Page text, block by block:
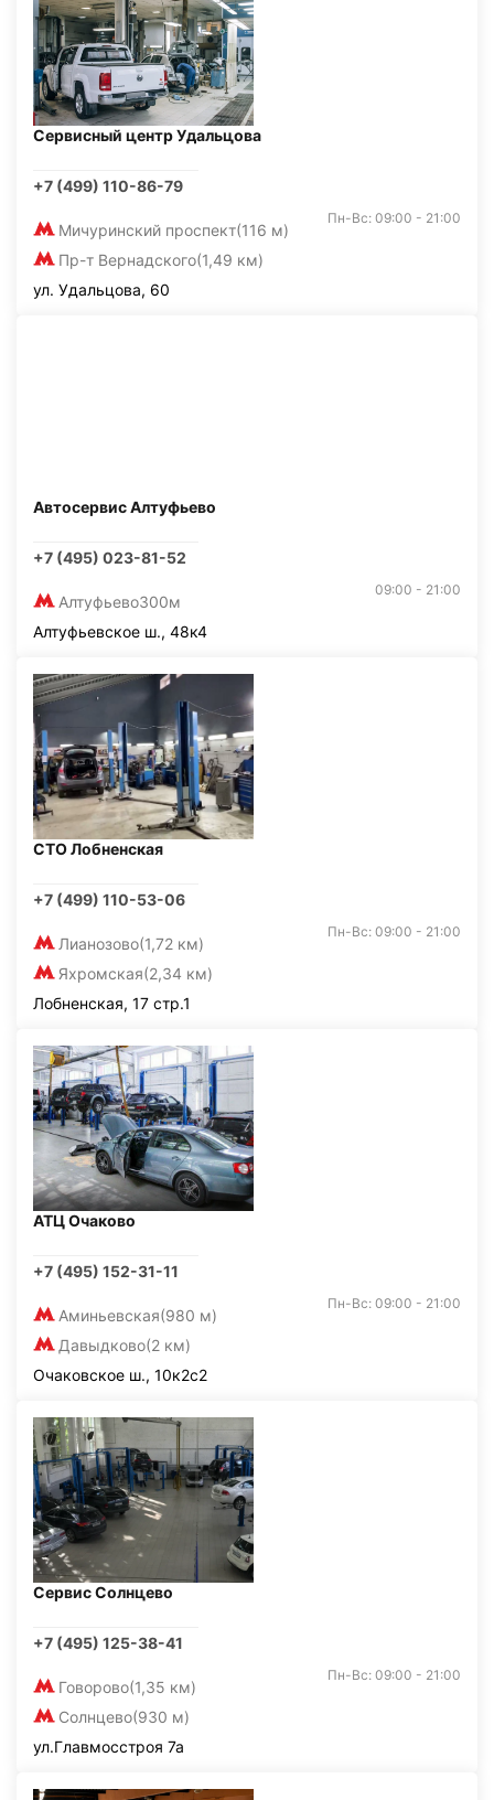
Сервисный центр Удальцова
+7 (499) 110-86-79
Мичуринский проспект(116 м)
Пр-т Вернадского(1,49 км)
Пн-Вс: 09:00 - 21:00
ул. Удальцова, 60
Автосервис Алтуфьево
+7 (495) 023-81-52
Алтуфьево300м
09:00 - 21:00
Алтуфьевское ш., 48к4
СТО Лобненская
+7 (499) 110-53-06
Лианозово(1,72 км)
Яхромская(2,34 км)
Пн-Вс: 09:00 - 21:00
Лобненская, 17 стр.1
АТЦ Очаково
+7 (495) 152-31-11
Аминьевская(980 м)
Давыдково(2 км)
Пн-Вс: 09:00 - 21:00
Очаковское ш., 10к2с2
Сервис Солнцево
+7 (495) 125-38-41
Говорово(1,35 км)
Солнцево(930 м)
Пн-Вс: 09:00 - 21:00
ул.Главмосстроя 7а